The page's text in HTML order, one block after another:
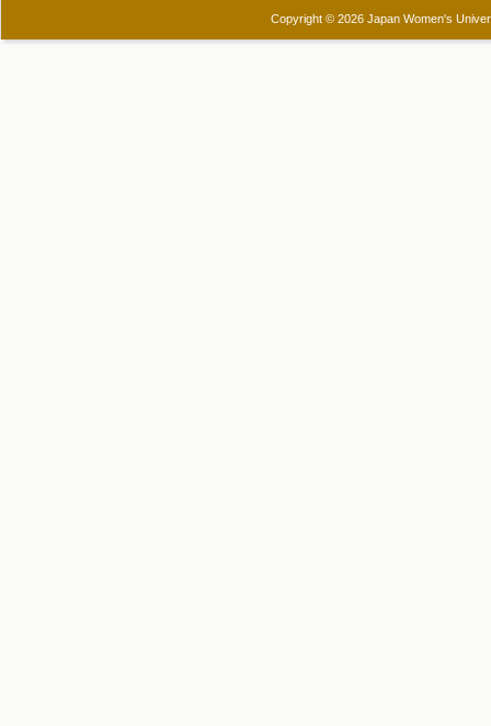
Copyright © 2026 Japan Women's